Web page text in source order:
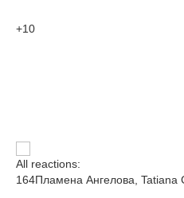
+10
All reactions:
164Пламена Ангелова, Tatiana